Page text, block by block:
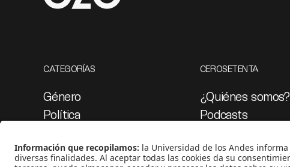
CATEGORÍAS
Género
Política
Medio ambiente
CEROSETENTA
¿Quiénes somos?
Podcasts
Proyectos 070